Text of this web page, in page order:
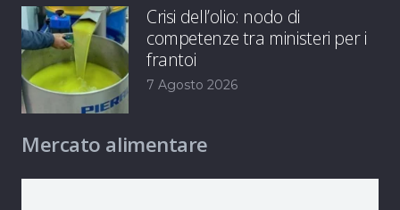
Crisi dell’olio: nodo di
competenze tra ministeri per i
frantoi
7 Agosto 2026
Mercato alimentare